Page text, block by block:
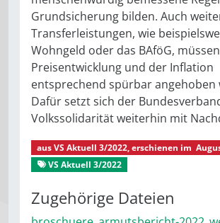
Grundsicherung bilden. Auch
Transferleistungen, wie
Wohngeld oder das BAföG,
Preisentwicklung und der Inflation
entsprechend spürbar angehoben
Dafür setzt sich der
Volkssolidarität weiterhin mit
ausVS Aktuell 3/2022, erschienen im
VS Aktuell 3/2022
Zugehörige Dateien